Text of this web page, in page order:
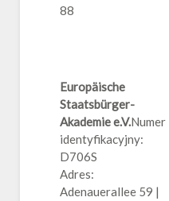
88
Europäische
Staatsbürger-
Akademie e.V.Numer
identyfikacyjny:
D706S
Adres:
Adenauerallee 59 |